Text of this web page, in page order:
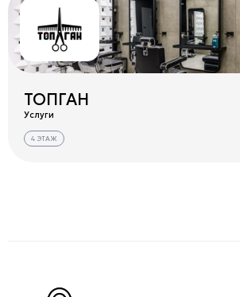
ТОПГАН
Услуги
4 ЭТАЖ